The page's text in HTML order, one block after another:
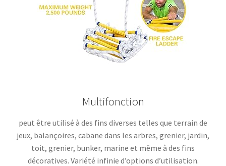
Multifonction
peut être utilisé à des fins diverses telles que terrain de
jeux, balançoires, cabane dans les arbres, grenier, jardin,
toit, grenier, bunker, marine et même à des fins
décoratives. Variété infinie d’options d’utilisation.